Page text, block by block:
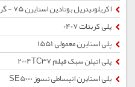
اکریلونیتریل بوتادین استایرن 75 - گرید طبیعی
پلی کربنات 0407
پلی استایرن معمولی 1551
پلی اتیلن سبک فیلم 2004TC37
پلی استایرن انبساطی نسوز SE5000